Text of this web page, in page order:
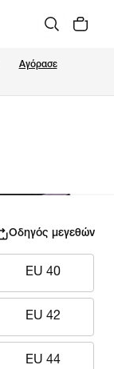
Αγόρασε
Οδηγός μεγεθών
EU 40
EU 42
EU 44